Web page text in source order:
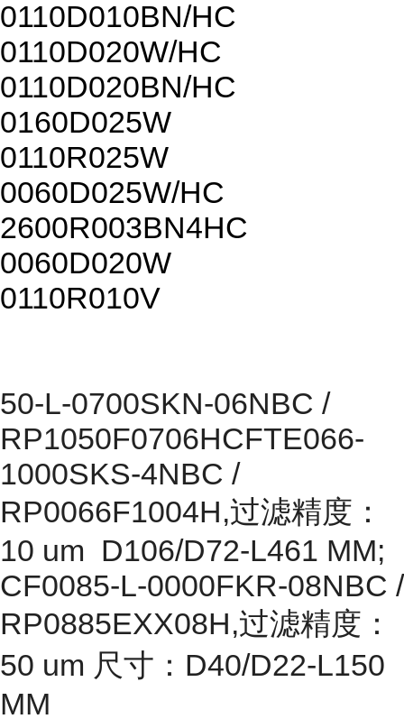
0110D010BN/HC
0110D020W/HC
0110D020BN/HC
0160D025W
0110R025W
0060D025W/HC
2600R003BN4HC
0060D020W
0110R010V
50-L-0700SKN-06NBC /
RP1050F0706HCFTE066-
1000SKS-4NBC /
RP0066F1004H,过滤精度：
10 um D106/D72-L461 MM;
CF0085-L-0000FKR-08NBC /
RP0885EXX08H,过滤精度：
50 um 尺寸：D40/D22-L150
MM